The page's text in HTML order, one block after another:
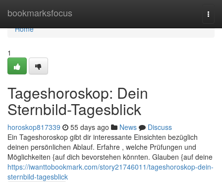
bookmarksfocus
Home
Home
1
Tageshoroskop: Dein
Sternbild-Tagesblick
horoskop817339 55 days ago News
Discuss
Ein Tageshoroskop gibt dir interessante Einsichten bezüglich
deinen persönlichen Ablauf. Erfahre , welche Prüfungen und
Möglichkeiten {auf dich bevorstehen könnten. Glauben {auf deine
https://iwanttobookmark.com/story21746011/tageshoroskop-dein-
sternbild-tagesblick